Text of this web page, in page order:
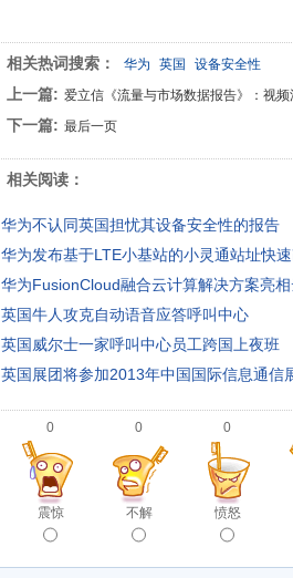
相关热词搜索： 华为 英国 设备安全性
上一篇: 爱立信《流量与市场数据报告》：视频
下一篇: 最后一页
相关阅读：
华为不认同英国担忧其设备安全性的报告
华为发布基于LTE小基站的小灵通站址快
华为FusionCloud融合云计算解决方案亮
英国牛人攻克自动语音应答呼叫中心
英国威尔士一家呼叫中心员工跨国上夜班
英国展团将参加2013年中国国际信息通信
0
震惊
0
不解
0
愤怒